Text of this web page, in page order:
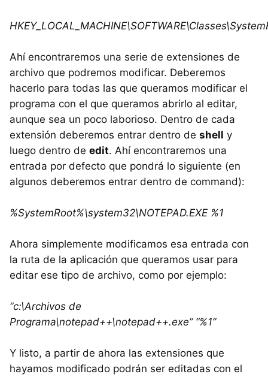
Ahí encontraremos una serie de extensiones de
archivo que podremos modificar. Deberemos
hacerlo para todas las que queramos modificar el
programa con el que queramos abrirlo al editar,
aunque sea un poco laborioso. Dentro de cada
extensión deberemos entrar dentro de shell y
luego dentro de edit. Ahí encontraremos una
entrada por defecto que pondrá lo siguiente (en
algunos deberemos entrar dentro de command):
%SystemRoot%\system32\NOTEPAD.EXE %1
Ahora simplemente modificamos esa entrada con
la ruta de la aplicación que queramos usar para
editar ese tipo de archivo, como por ejemplo:
“c:\Archivos de
Programa\notepad++\notepad++.exe” “%1”
Y listo, a partir de ahora las extensiones que
hayamos modificado podrán ser editadas con el